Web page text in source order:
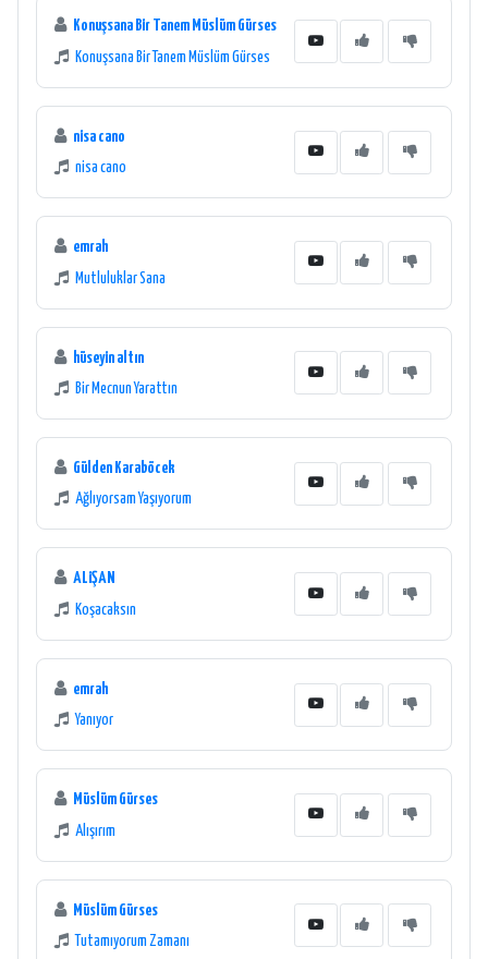
Konuşsana Bir Tanem Müslüm Gürses
Konuşsana Bir Tanem Müslüm Gürses
nisa cano
nisa cano
emrah
Mutluluklar Sana
hüseyin altın
Bir Mecnun Yarattın
Gülden Karaböcek
Ağlıyorsam Yaşıyorum
ALiŞAN
Koşacaksın
emrah
Yanıyor
Müslüm Gürses
Alışırım
Müslüm Gürses
Tutamıyorum Zamanı